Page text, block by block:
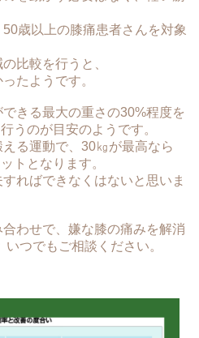
歳以上の膝痛患者さんを対象
比較を行うと、
たようです。
きる最大の重さの30%程度を
うのが目安のようです。
る運動で、30㎏が最高なら
トとなります。
ればできなくはないと思いま
わせで、嫌な膝の痛みを解消
つでもご相談ください。